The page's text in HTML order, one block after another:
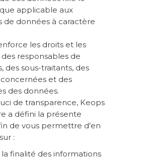
applicable aux
de données à caractère
les droits et les
responsables de
des sous-traitants, des
et des
des données.
de transparence, Keops
a défini la présente
de vous permettre d’en
:
la finalité des informations